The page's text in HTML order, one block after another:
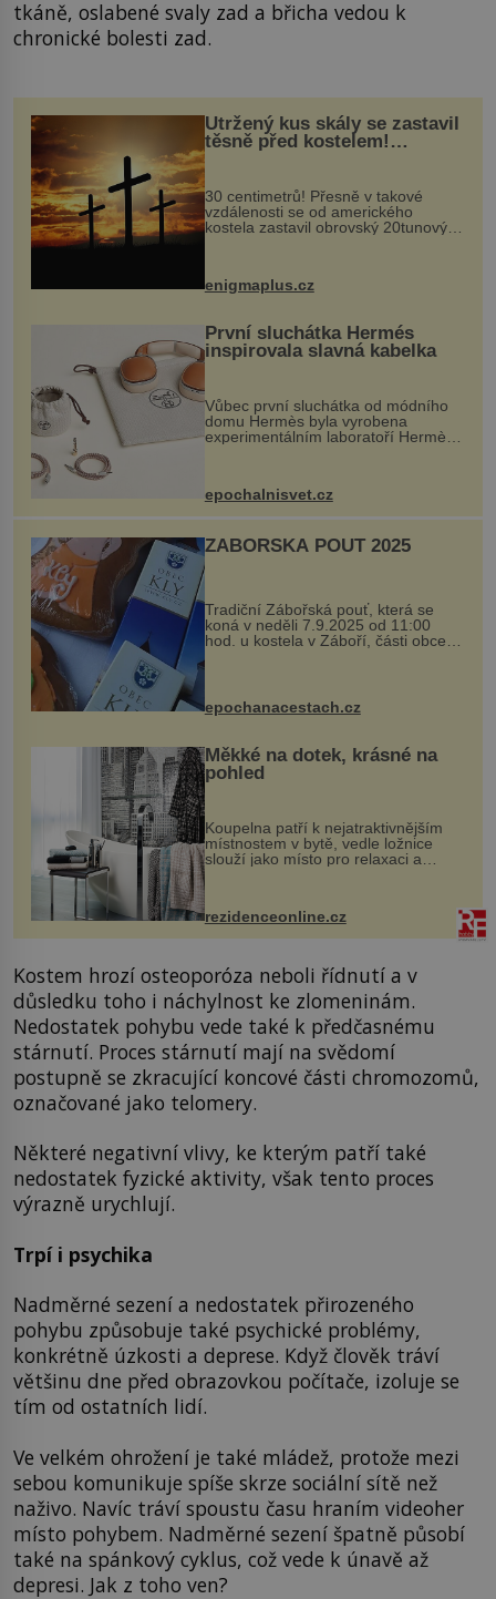
tkáně, oslabené svaly zad a břicha vedou k
chronické bolesti zad.
Utržený kus skály se zastavil
těsně před kostelem!
Ochránila ho boží síla?
30 centimetrů! Přesně v takové
vzdálenosti se od amerického
kostela zastavil obrovský 20tunový
...
enigmaplus.cz
První sluchátka Hermés
inspirovala slavná kabelka
Vůbec první sluchátka od módního
domu Hermès byla vyrobena
experimentálním laboratoří Hermès
kovový...
epochalnisvet.cz
ZÁBOŘSKÁ POUŤ 2025
Tradiční Zábořská pouť, která se
koná v neděli 7.9.2025 od 11:00
hod. u kostela v Záboří, části obce
Kly u Mělníka. V programu naleznete
komentovanou prohlídku kostela,
epochanacestach.cz
Měkké na dotek, krásné na
pohled
Koupelna patří k nejatraktivnějším
místnostem v bytě, vedle ložnice
slouží jako místo pro relaxaci a
odpočinek. Koupelnový textil –
ručníky, osušky a koberečky –
mohou jako mávnutím kouzelného
proutku...
rezidenceonline.cz
Kostem hrozí osteoporóza neboli řídnutí a v
důsledku toho i náchylnost ke zlomeninám.
Nedostatek pohybu vede také k předčasnému
stárnutí. Proces stárnutí mají na svědomí
postupně se zkracující koncové části chromozomů,
označované jako telomery.
Některé negativní vlivy, ke kterým patří také
nedostatek fyzické aktivity, však tento proces
výrazně urychlují.
Trpí i psychika
Nadměrné sezení a nedostatek přirozeného
pohybu způsobuje také psychické problémy,
konkrétně úzkosti a deprese. Když člověk tráví
většinu dne před obrazovkou počítače, izoluje se
tím od ostatních lidí.
Ve velkém ohrožení je také mládež, protože mezi
sebou komunikuje spíše skrze sociální sítě než
naživo. Navíc tráví spoustu času hraním videoher
místo pohybem. Nadměrné sezení špatně působí
také na spánkový cyklus, což vede k únavě až
depresi. Jak z toho ven?